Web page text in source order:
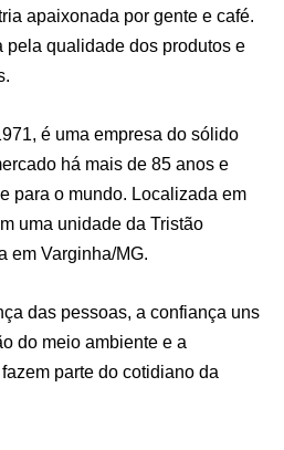
apaixonada por gente e café.
pela qualidade dos produtos e
é uma empresa do sólido
há mais de 85 anos e
para o mundo. Localizada em
uma unidade da Tristão
em Varginha/MG.
das pessoas, a confiança uns
do meio ambiente e a
parte do cotidiano da